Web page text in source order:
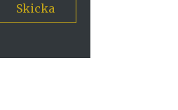
Skicka